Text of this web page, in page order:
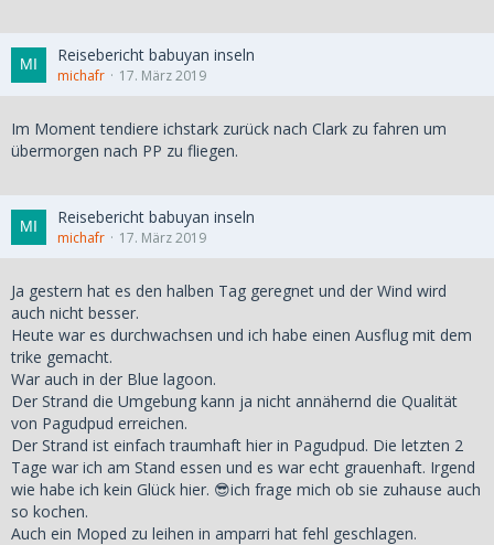
Reisebericht babuyan inseln
michafr 17. März 2019
Im Moment tendiere ichstark zurück nach Clark zu fahren um
übermorgen nach PP zu fliegen.
Reisebericht babuyan inseln
michafr 17. März 2019
Ja gestern hat es den halben Tag geregnet und der Wind wird
auch nicht besser.
Heute war es durchwachsen und ich habe einen Ausflug mit dem
trike gemacht.
War auch in der Blue lagoon.
Der Strand die Umgebung kann ja nicht annähernd die Qualität
von Pagudpud erreichen.
Der Strand ist einfach traumhaft hier in Pagudpud. Die letzten 2
Tage war ich am Stand essen und es war echt grauenhaft. Irgend
wie habe ich kein Glück hier. 😎ich frage mich ob sie zuhause auch
so kochen.
Auch ein Moped zu leihen in amparri hat fehl geschlagen.